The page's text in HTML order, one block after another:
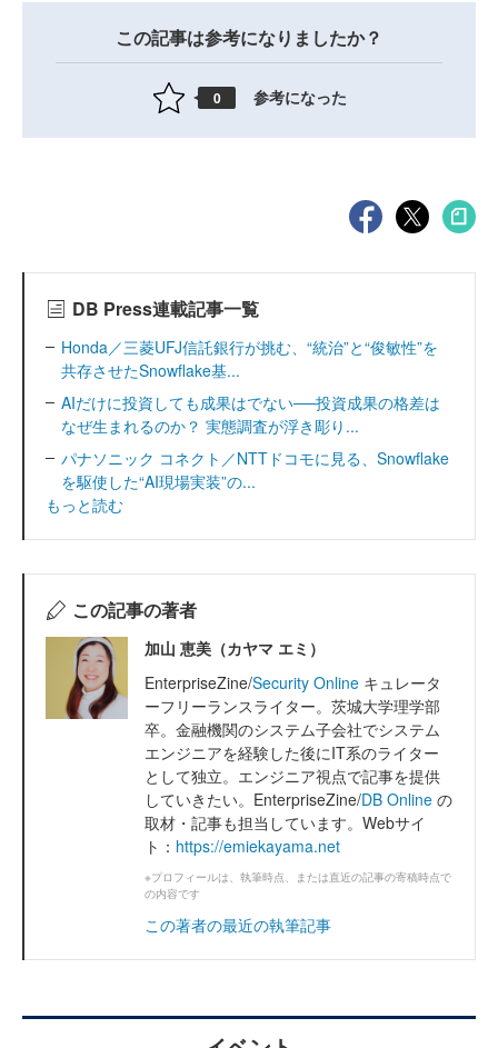
この記事は参考になりましたか？
0 参考になった
DB Press連載記事一覧
Honda／三菱UFJ信託銀行が挑む、“統治”と“俊敏性”を
共存させたSnowflake基...
AIだけに投資しても成果はでない──投資成果の格差は
なぜ生まれるのか？ 実態調査が浮き彫り...
パナソニック コネクト／NTTドコモに見る、Snowflake
を駆使した“AI現場実装”の...
もっと読む
この記事の著者
加山 恵美（カヤマ エミ）
EnterpriseZine/Security Online キュレータ
ーフリーランスライター。茨城大学理学部
卒。金融機関のシステム子会社でシステム
エンジニアを経験した後にIT系のライター
として独立。エンジニア視点で記事を提供
していきたい。EnterpriseZine/DB Online の
取材・記事も担当しています。Webサイ
ト： https://emiekayama.net
※プロフィールは、執筆時点、または直近の記事の寄稿時点で
の内容です
この著者の最近の執筆記事